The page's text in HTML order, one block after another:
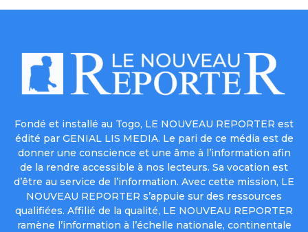
Fondé et installé au Togo, LE NOUVEAU REPORTER est
édité par GENIAL LIS MEDIA. Le pari de ce média est de
donner une conscience et une âme à l’information afin
de la rendre accessible à nos lecteurs. Sa vocation est
d’être au service de l’information. Avec cette mission, LE
NOUVEAU REPORTER s’appuie sur des ressources
qualifiées. Affilié de la qualité, LE NOUVEAU REPORTER
ramène l’information à l’échelle nationale, continentale